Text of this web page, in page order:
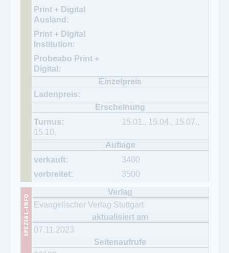
15.01., 15.04., 15.07.,
15.10.
3400
3500
Evangelischer Verlag Stuttgart
07.11.2023